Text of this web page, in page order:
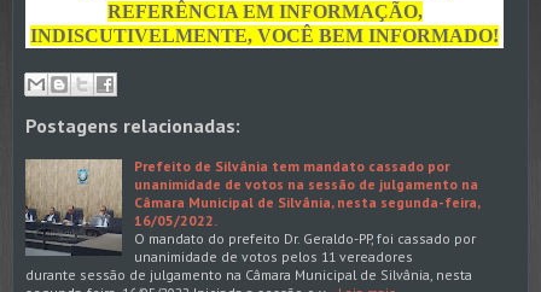
REFERÊNCIA EM INFORMAÇÃO,
INDISCUTIVELMENTE, VOCÊ BEM INFORMADO!
Postagens relacionadas:
Prefeito de Silvânia tem mandato cassado por
unanimidade de votos na sessão de julgamento na
Câmara Municipal de Silvânia, nesta segunda-feira,
16/05/2022.
O mandato do prefeito Dr. Geraldo-PP, foi cassado por
unanimidade de votos pelos 11 vereadores
durante sessão de julgamento na Câmara Municipal de Silvânia, nesta